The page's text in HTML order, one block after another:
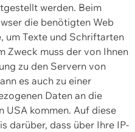
werden. Beim
die benötigten Web
um Texte und Schriftarten
Zweck muss der von Ihnen
zu den Servern von
es auch zu einer
Daten an die
USA kommen. Auf diese
darüber, dass über Ihre IP-